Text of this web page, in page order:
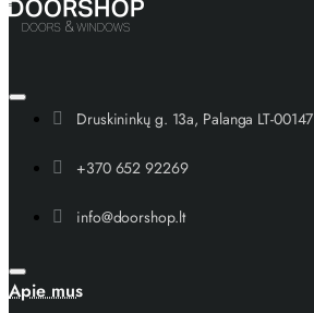
Druskininkų g. 13a, Palanga LT-00147
+370 652 92269
info@doorshop.lt
Apie mus